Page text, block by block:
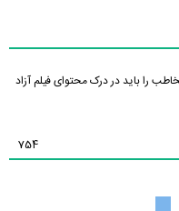
را باید در درک محتوای فیلم آزاد
754